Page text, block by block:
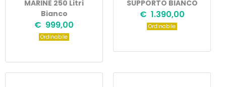
MARINE 250 Litri
Bianco
€ 999,00
Ordinabile
SUPPORTO BIANCO
€ 1.390,00
Ordinabile